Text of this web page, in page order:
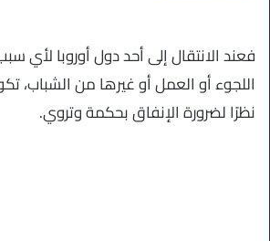
فعند الانتقال إلى أحد دول أوروبا لأي
اللجوء أو العمل أو غيرها من الشباب،
نظرًا لضرورة الإنفاق بحكمة وتروي.